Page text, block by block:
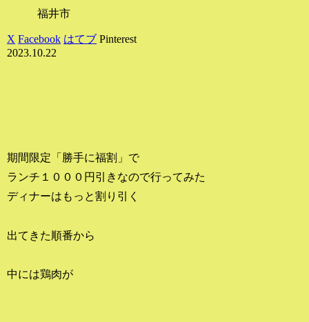
福井市
X Facebook はてブ Pinterest
2023.10.22
期間限定「勝手に福割」で
ランチ１０００円引きなので行ってみた
ディナーはもっと割り引く
出てきた順番から
中には鶏肉が